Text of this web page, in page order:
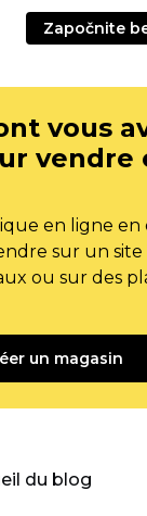
Započnite
vous
vendre
en ligne en
sur un site
ou sur des
un magasin
du blog